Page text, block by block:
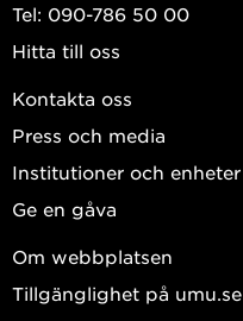
Tel: 090-786 50 00
Hitta till oss
Kontakta oss
Press och media
Institutioner och enheter
Ge en gåva
Om webbplatsen
Tillgänglighet på umu.se